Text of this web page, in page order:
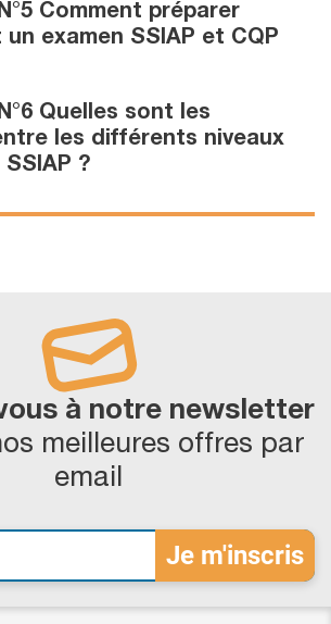
Comment préparer
examen SSIAP et CQP
Quelles sont les
les différents niveaux
?
à notre newsletter
meilleures offres par
email